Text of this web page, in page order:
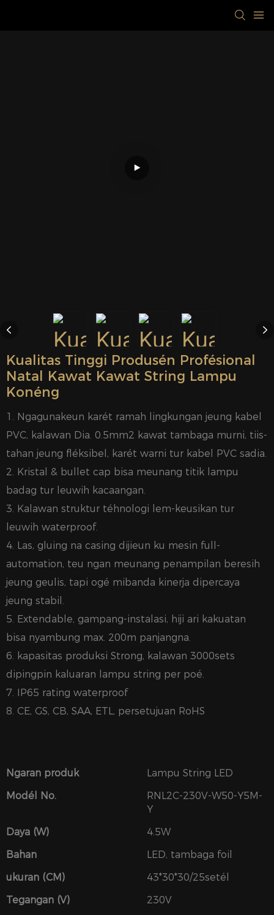
Kualitas Tinggi Produsén Profésional
Natal Kawat Kawat String Lampu
Konéng
1. Ngagunakeun karét ramah lingkungan jeung kabel
PVC, kalawan Dia. 0.5mm2 kawat tambaga murni, tiis-
tahan jeung fléksibel, karét warni tur kabel PVC sadia.
2. Kristal & bullet cap bisa meunang titik lampu
badag tur leuwih kacaangan.
3. Kalawan struktur téhnologi lem-keusikan tur
leuwih waterproof.
4. Las, gluing na casing dijieun ku mesin full-
automation, teu ngan meunang penampilan beresih
jeung geulis, tapi ogé mibanda kinerja dipercaya
jeung stabil.
5. Extendable, gampang-instalasi, hiji ari kakuatan
bisa nyambung max. 200m panjangna.
6. kapasitas produksi Strong, kalawan 3000sets
dipingpin kaluaran lampu string per poé.
7. IP65 rating waterproof
8. CE, GS, CB, SAA, ETL, persetujuan RoHS
Ngaran produk
Lampu String LED
Modél No.
RNL2C-230V-W50-Y5M-
Y
Daya (W)
4.5W
Bahan
LED, tambaga foil
ukuran (CM)
43*30*30/25setél
Tegangan (V)
230V